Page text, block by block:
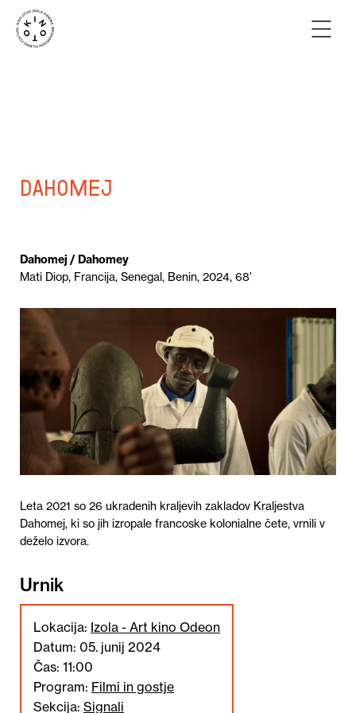
Dahomej
Dahomej / Dahomey
Mati Diop, Francija, Senegal, Benin, 2024, 68’
Leta 2021 so 26 ukradenih kraljevih zakladov Kraljestva
Dahomej, ki so jih izropale francoske kolonialne čete, vrnili v
deželo izvora.
Urnik
Lokacija: Izola - Art kino Odeon
Datum: 05. junij 2024
Čas: 11:00
Program: Filmi in gostje
Sekcija: Signali